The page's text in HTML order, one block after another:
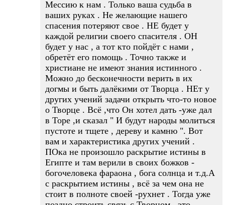
Мессию к нам . Только ваша судьба в
ваших руках . Не желающие нашего
спасения потеряют свое . НЕ будет у
каждой религии своего спасителя . ОН
будет у нас , а тот кто пойдёт с нами ,
обретёт его помощь . Точно также и
христиане не имеют знания истинного .
Можно до бесконечности верить в их
догмы и быть далёкими от Творца . НЕт у
других учений задачи открыть что-то новое
о Творце . Всё ,что Он хотел дать -уже дал
в Торе ,и сказал " И будут народы молиться
пустоте и тщете , дереву и камню ". Вот
вам и характеристика других учений .
ПОка не произошло раскрытие истины в
Египте и там верили в своих божков -
богочеловека фараона , бога солнца и т.д.А
с раскрытием истины , всё за чем она не
стоит в полноте своей -рухнет . Тогда уже